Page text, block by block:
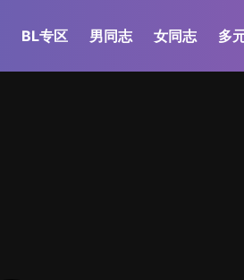
BL专区 男同志 女同志 多